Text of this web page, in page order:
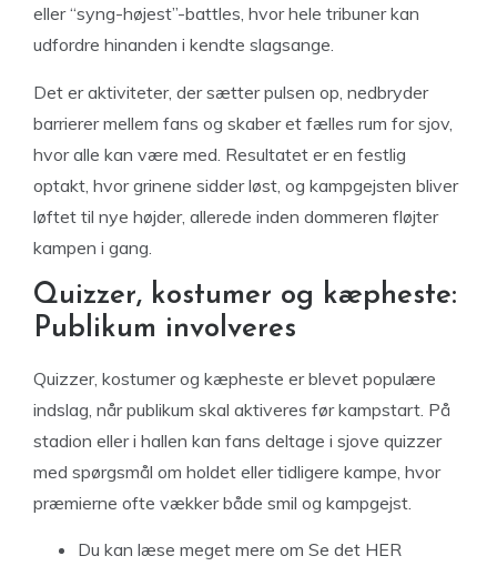
eller “syng-højest”-battles, hvor hele tribuner kan
udfordre hinanden i kendte slagsange.
Det er aktiviteter, der sætter pulsen op, nedbryder
barrierer mellem fans og skaber et fælles rum for sjov,
hvor alle kan være med. Resultatet er en festlig
optakt, hvor grinene sidder løst, og kampgejsten bliver
løftet til nye højder, allerede inden dommeren fløjter
kampen i gang.
Quizzer, kostumer og kæpheste:
Publikum involveres
Quizzer, kostumer og kæpheste er blevet populære
indslag, når publikum skal aktiveres før kampstart. På
stadion eller i hallen kan fans deltage i sjove quizzer
med spørgsmål om holdet eller tidligere kampe, hvor
præmierne ofte vækker både smil og kampgejst.
Du kan læse meget mere om Se det HER